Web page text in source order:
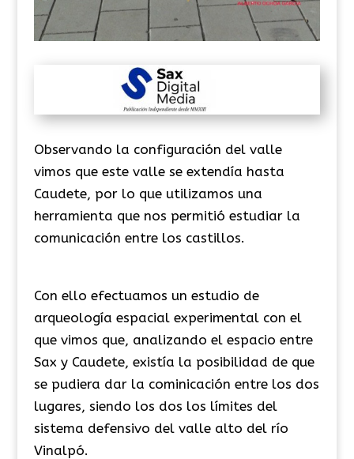
Observando la configuración del valle
vimos que este valle se extendía hasta
Caudete, por lo que utilizamos una
herramienta que nos permitió estudiar la
comunicación entre los castillos.
Con ello efectuamos un estudio de
arqueología espacial experimental con el
que vimos que, analizando el espacio entre
Sax y Caudete, existía la posibilidad de que
se pudiera dar la cominicación entre los dos
lugares, siendo los dos los límites del
sistema defensivo del valle alto del río
Vinalpó.